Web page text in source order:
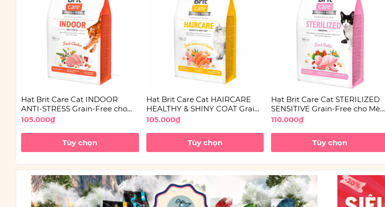
Hạt Brit Care Cat INDOOR
ANTI-STRESS Grain-Free cho
Mèo
105.000₫
Tùy chọn
Hạt Brit Care Cat HAIRCARE
HEALTHY & SHINY COAT Grain-
Free dưỡng lông cho Mèo
105.000₫
Tùy chọn
Hạt Brit Care Cat STERILIZED
SENSITIVE Grain-Free cho Mèo
triệt sản Tiêu hóa nhạy cảm
110.000₫
Tùy chọn